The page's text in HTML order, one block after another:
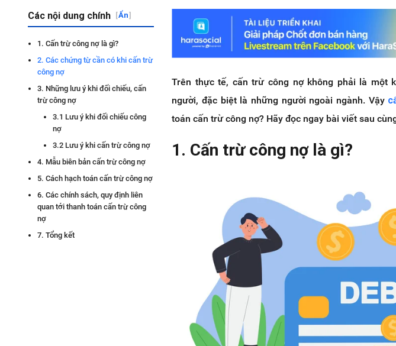
Các nội dung chính [Ẩn]
1. Cấn trừ công nợ là gì?
2. Các chứng từ cần có khi cấn trừ
công nợ
3. Những lưu ý khi đối chiếu, cấn
trừ công nợ
3.1 Lưu ý khi đối chiếu công
nợ
3.2 Lưu ý khi cấn trừ công nợ
4. Mẫu biên bản cấn trừ công nợ
5. Cách hạch toán cấn trừ công nợ
6. Các chính sách, quy định liên
quan tới thanh toán cấn trừ công
nợ
7. Tổng kết
Trên thực tế, cấn trừ công nợ không phải là một
người, đặc biệt là những người ngoài ngành. Vậy
toán cấn trừ công nợ? Hãy đọc ngay bài viết sau
1. Cấn trừ công nợ là gì?